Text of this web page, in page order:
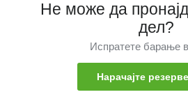
Не може да
дел?
Испратете барање
Нарачајте